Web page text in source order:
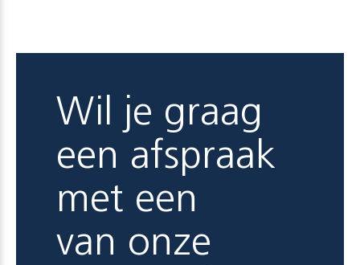
Wil je graag
een afspraak
met een
van onze